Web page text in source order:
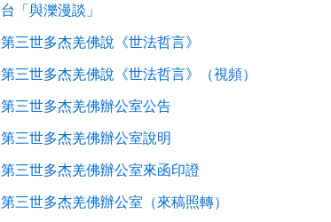
台「與濼漫談」
第三世多杰羌佛說《世法哲言》
第三世多杰羌佛說《世法哲言》（視頻）
第三世多杰羌佛辦公室公告
第三世多杰羌佛辦公室說明
第三世多杰羌佛辦公室來函印證
第三世多杰羌佛辦公室（來稿照轉）